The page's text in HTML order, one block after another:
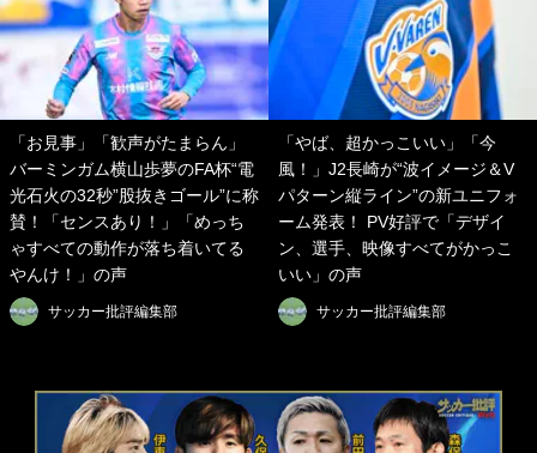
「お見事」「歓声がたまらん」
バーミンガム横山歩夢のFA杯“電
光石火の32秒”股抜きゴール”に称
賛！「センスあり！」「めっち
ゃすべての動作が落ち着いてる
やんけ！」の声
サッカー批評編集部
「やば、超かっこいい」「今
風！」J2長崎が“波イメージ＆V
パターン縦ライン”の新ユニフォ
ーム発表！ PV好評で「デザイ
ン、選手、映像すべてがかっこ
いい」の声
サッカー批評編集部